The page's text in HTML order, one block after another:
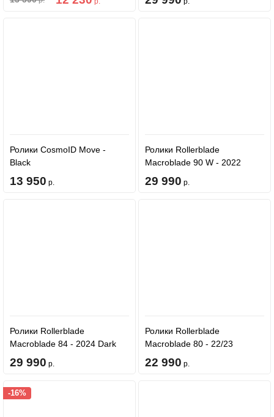
Ролики CosmoID Move -
Black
13 950 р.
Ролики Rollerblade
Macroblade 90 W - 2022
Neutral Grey/Paradise Pink
29 990 р.
Ролики Rollerblade
Macroblade 84 - 2024 Dark
Grey/Red
29 990 р.
Ролики Rollerblade
Macroblade 80 - 22/23
Black/Lime
22 990 р.
-16%